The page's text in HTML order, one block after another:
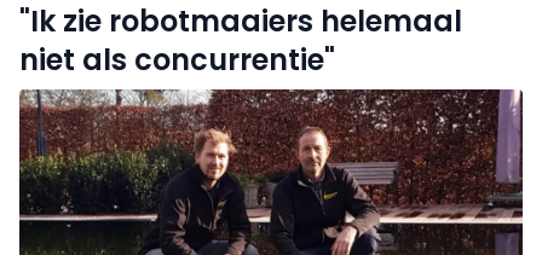
"Ik zie robotmaaiers helemaal
niet als concurrentie"